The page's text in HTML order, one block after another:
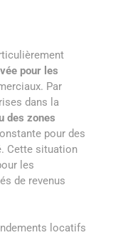
pour les
Par
dans la
des zones
pour des
Cette situation
les
de revenus
locatifs